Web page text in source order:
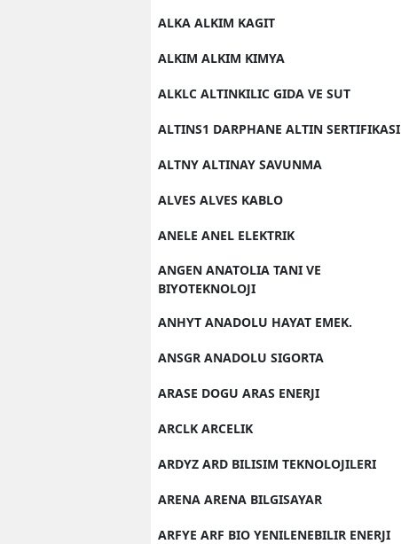
ALKA ALKIM KAGIT
ALKIM ALKIM KIMYA
ALKLC ALTINKILIC GIDA VE SUT
ALTINS1 DARPHANE ALTIN SERTIFIKASI
ALTNY ALTINAY SAVUNMA
ALVES ALVES KABLO
ANELE ANEL ELEKTRIK
ANGEN ANATOLIA TANI VE
BIYOTEKNOLOJI
ANHYT ANADOLU HAYAT EMEK.
ANSGR ANADOLU SIGORTA
ARASE DOGU ARAS ENERJI
ARCLK ARCELIK
ARDYZ ARD BILISIM TEKNOLOJILERI
ARENA ARENA BILGISAYAR
ARFYE ARF BIO YENILENEBILIR ENERJI